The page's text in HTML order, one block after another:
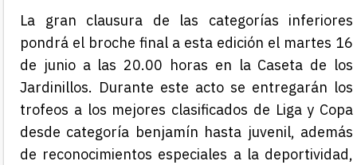
La gran clausura de las categorías inferiores
pondrá el broche final a esta edición el martes 16
de junio a las 20.00 horas en la Caseta de los
Jardinillos. Durante este acto se entregarán los
trofeos a los mejores clasificados de Liga y Copa
desde categoría benjamín hasta juvenil, además
de reconocimientos especiales a la deportividad,